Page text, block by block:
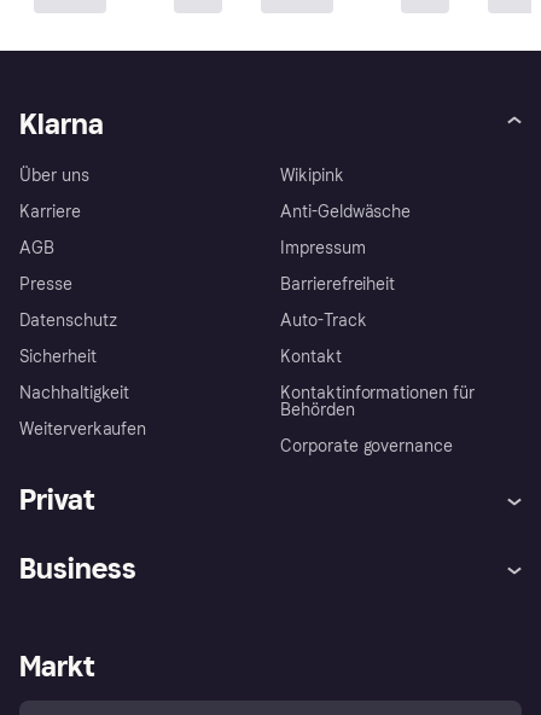
Klarna
Über uns
Karriere
AGB
Presse
Datenschutz
Sicherheit
Nachhaltigkeit
Weiterverkaufen
Wikipink
Anti-Geldwäsche
Impressum
Barrierefreiheit
Auto-Track
Kontakt
Kontaktinformationen für
Behörden
Corporate governance
Privat
Shops entdecken
Business
Händlerportal
Markt